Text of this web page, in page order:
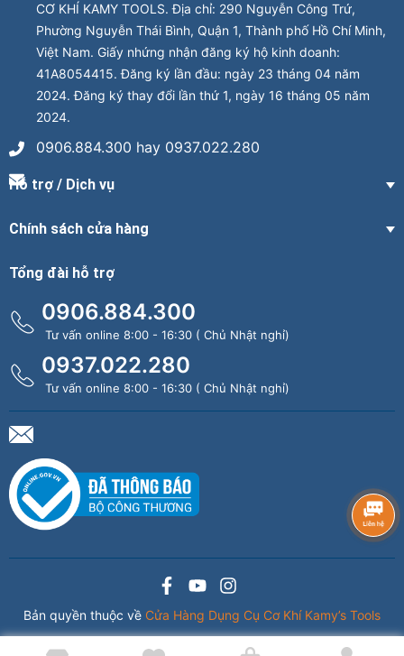
CƠ KHÍ KAMY TOOLS. Địa chỉ: 290 Nguyễn Công Trứ,
Phường Nguyễn Thái Bình, Quận 1, Thành phố Hồ Chí Minh,
Việt Nam. Giấy nhứng nhận đăng ký hộ kinh doanh:
41A8054415. Đăng ký lần đầu: ngày 23 tháng 04 năm
2024. Đăng ký thay đổi lần thứ 1, ngày 16 tháng 05 năm
2024.
0906.884.300 hay 0937.022.280
Hỗ trợ / Dịch vụ
Chính sách cửa hàng
Tổng đài hỗ trợ
0906.884.300
Tư vấn online 8:00 - 16:30 ( Chủ Nhật nghỉ)
0937.022.280
Tư vấn online 8:00 - 16:30 ( Chủ Nhật nghỉ)
Bản quyền thuộc về Cửa Hàng Dụng Cụ Cơ Khí Kamy’s Tools